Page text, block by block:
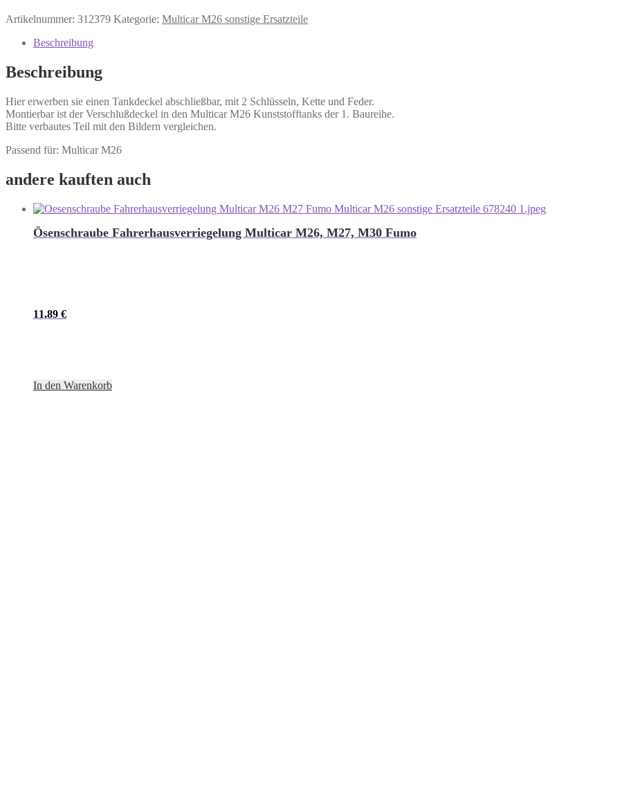
Artikelnummer: 312379 Kategorie: Multicar M26 sonstige Ersatzteile
Beschreibung
Beschreibung
Hier erwerben sie einen Tankdeckel abschließbar, mit 2 Schlüsseln, Kette und Feder.
Montierbar ist der Verschlußdeckel in den Multicar M26 Kunststofftanks der 1. Baureihe.
Bitte verbautes Teil mit den Bildern vergleichen.
Passend für: Multicar M26
andere kauften auch
Ösenschraube Fahrerhausverriegelung Multicar M26, M27, M30 Fumo
11,89 €
In den Warenkorb